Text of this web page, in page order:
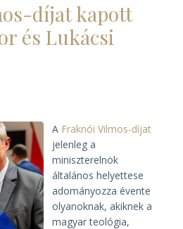
díjat kapott
és Lukácsi
A Fraknói Vilmos-díjat
jelenleg a
miniszterelnök
általános helyettese
adományozza évente
olyanoknak, akiknek a
magyar teológia,